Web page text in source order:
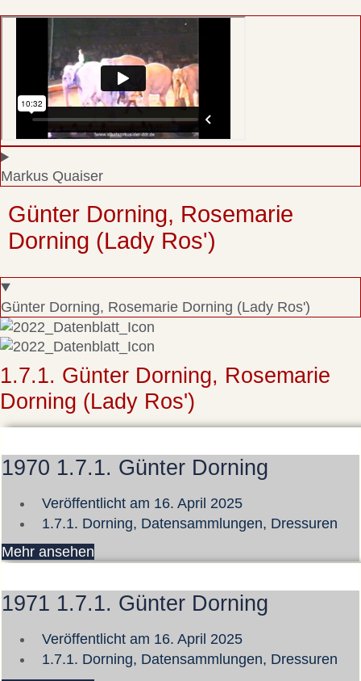
Markus Quaiser
Günter Dorning, Rosemarie
Dorning (Lady Ros')
Günter Dorning, Rosemarie Dorning (Lady Ros')
1.7.1. Günter Dorning, Rosemarie
Dorning (Lady Ros')
1970 1.7.1. Günter Dorning
Veröffentlicht am 16. April 2025
1.7.1. Dorning, Datensammlungen, Dressuren
Mehr ansehen
1971 1.7.1. Günter Dorning
Veröffentlicht am 16. April 2025
1.7.1. Dorning, Datensammlungen, Dressuren